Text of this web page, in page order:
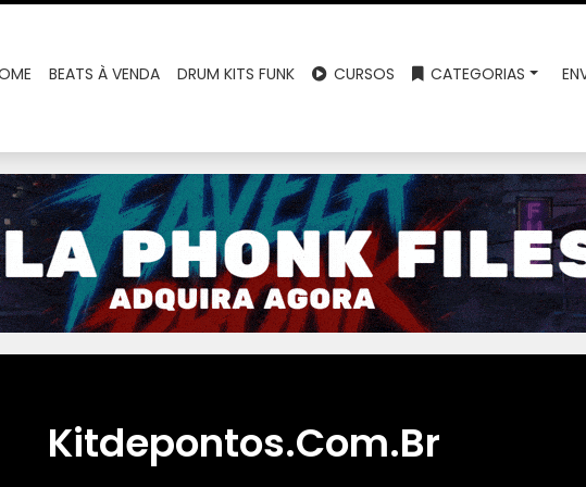
BEATS À VENDA DRUM KITS FUNK CURSOS CATEGORIAS
Kitdepontos.Com.Br